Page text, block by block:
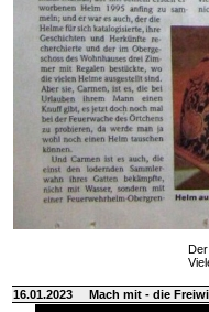
16.01.2023 Mach mit - die